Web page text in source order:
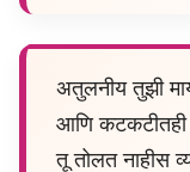
अतुलनीय तुझी
आणि कटकटीतही
तू तोलत नाहीस